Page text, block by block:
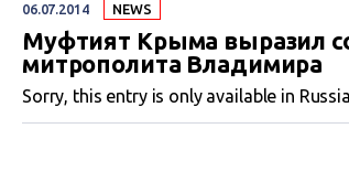
06.07.2014 NEWS
Муфтият Крыма выразил
митрополита Владимира
Sorry, this entry is only available in